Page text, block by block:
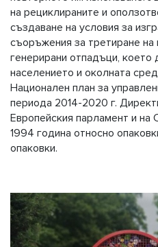
на рециклираните и
създаване на условия за
съоръжения за третиране на
генерирани отпадъци, което
населението и околната
Национален план за
периода 2014-2020 г.
Европейския парламент и
1994 година относно
опаковки.